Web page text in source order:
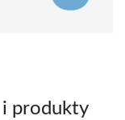
i produkty